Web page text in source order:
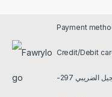
Payment
Credit/Debit
رقم التسجيل الضريبي 297-